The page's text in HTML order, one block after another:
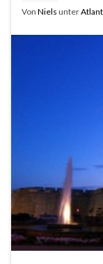
Von Niels unter